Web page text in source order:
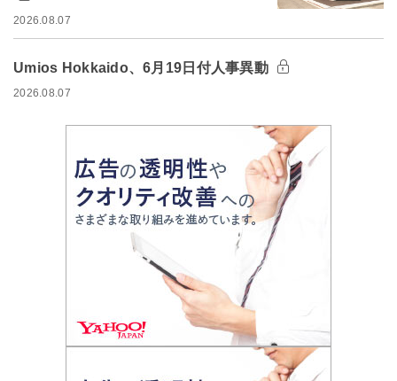
2026.08.07
Umios Hokkaido、6月19日付人事異動
2026.08.07